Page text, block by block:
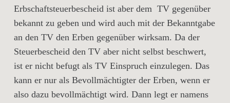
Erbschaftsteuerbescheid ist aber dem TV gegenüber
bekannt zu geben und wird auch mit der Bekanntgabe
an den TV den Erben gegenüber wirksam. Da der
Steuerbescheid den TV aber nicht selbst beschwert,
ist er nicht befugt als TV Einspruch einzulegen. Das
kann er nur als Bevollmächtigter der Erben, wenn er
also dazu bevollmächtigt wird. Dann legt er namens